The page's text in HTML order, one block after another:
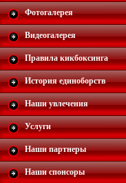
Фотогалерея
Видеогалерея
Правила кикбоксинга
История единоборств
Наши увлечения
Услуги
Наши партнеры
Наши спонсоры